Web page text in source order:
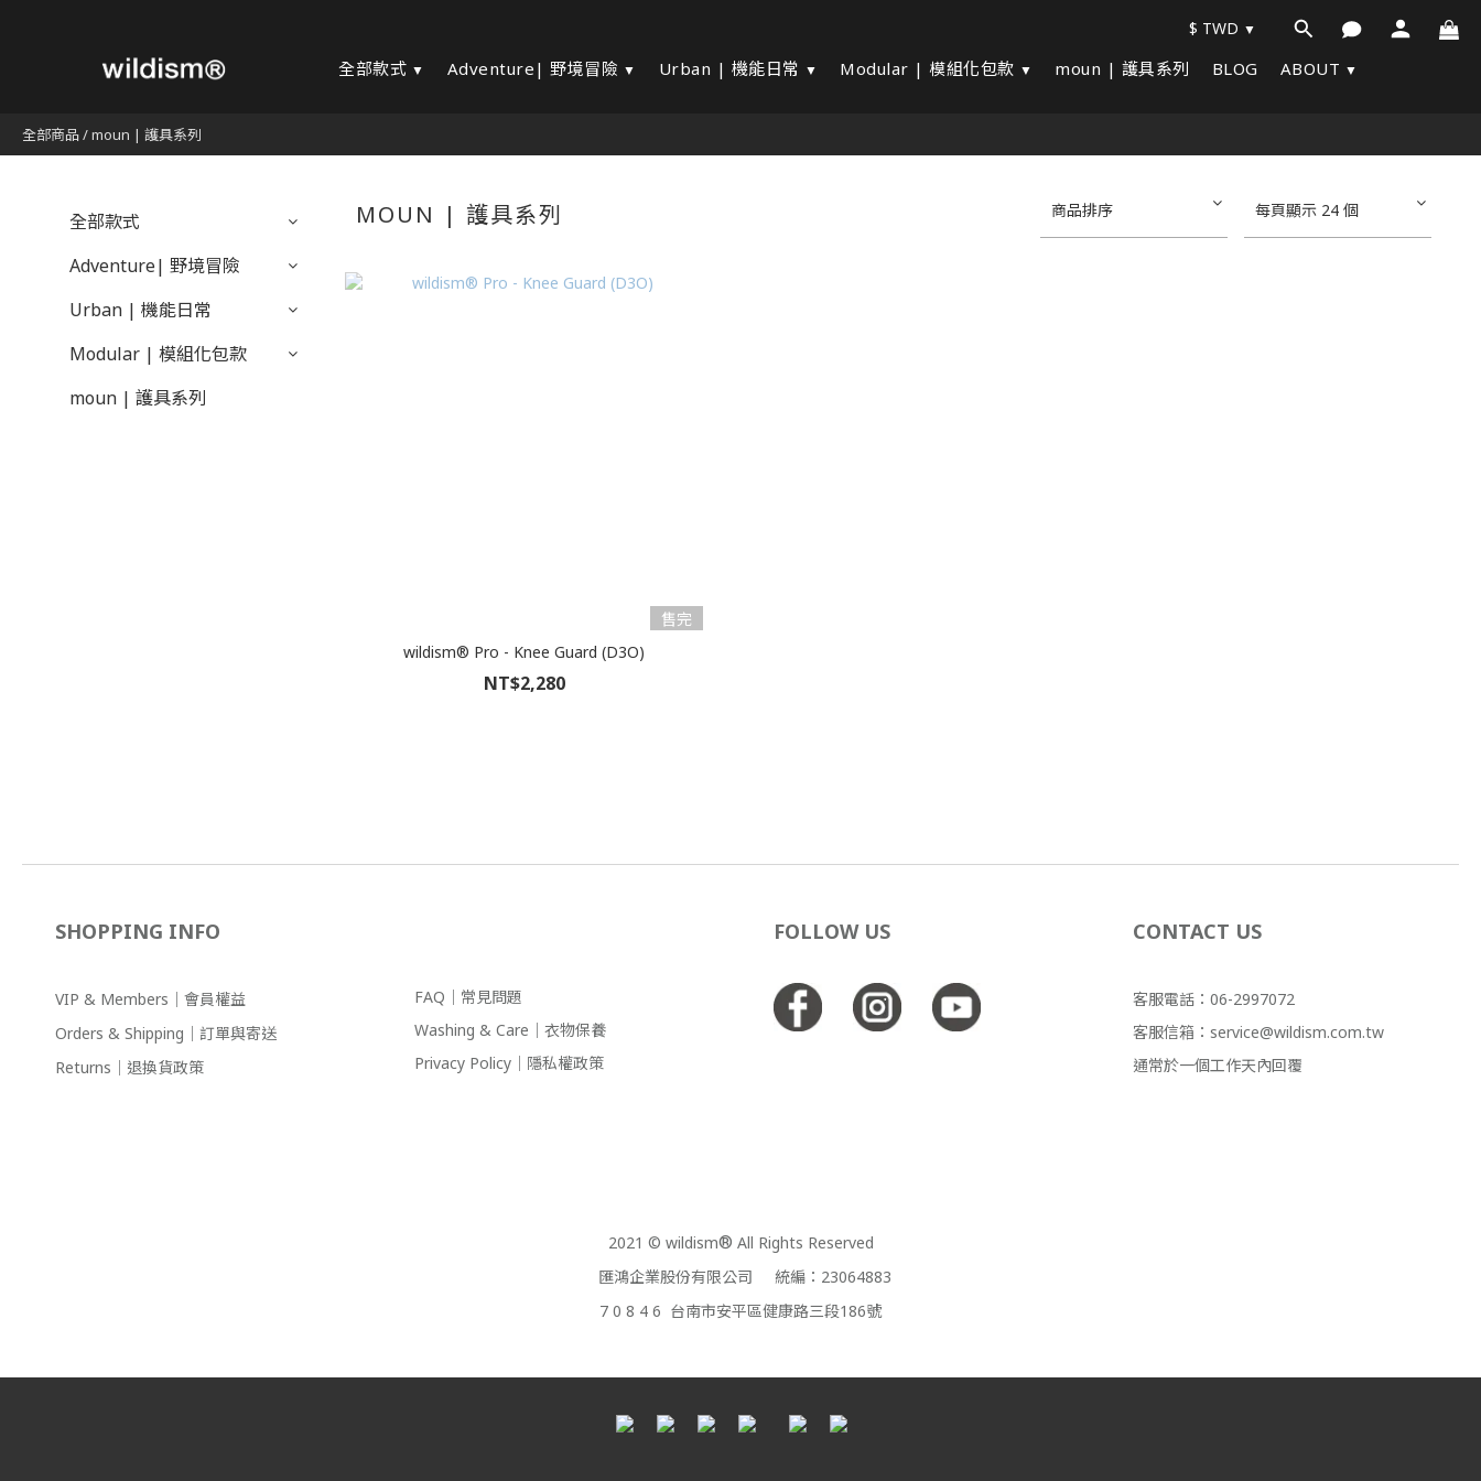
全部款式 Adventure| 野境冒險 Urban | 機能日常 Modular | 模組化包款 moun | 護具系列 BLOG ABOUT
$ TWD
全部商品/moun | 護具系列
全部款式
Adventure| 野境冒險
Urban | 機能日常
Modular | 模組化包款
moun | 護具系列
MOUN | 護具系列 商品排序 每頁顯示 24 個
售完
wildism® Pro - Knee Guard (D3O)
NT$2,280
SHOPPING INFO
VIP & Members｜會員權益
Orders & Shipping｜訂單與寄送
Returns｜退換貨政策
FAQ｜常見問題
Washing & Care｜衣物保養
Privacy Policy｜隱私權政策
FOLLOW US CONTACT US
客服電話：06-2997072
客服信箱：service@wildism.com.tw
通常於一個工作天內回覆
2021 © wildism® All Rights Reserved
匯鴻企業股份有限公司 統編：23064883
7 0 8 4 6 台南市安平區健康路三段186號